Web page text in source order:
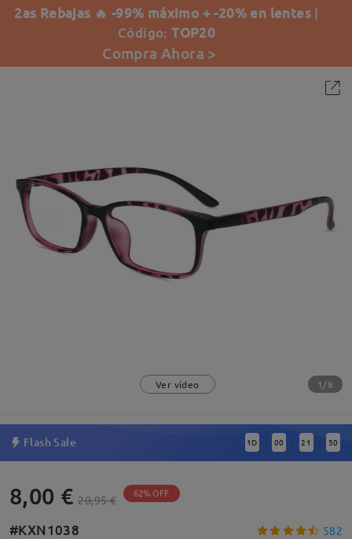
2as Rebajas 🔥 -99% máximo + -20% en lentes |
Código:TOP20
Compra Ahora >
Ver vídeo 1/8
Flash Sale 1 D : 00 : 21 : 49
8,00 € 20,95 € 62% OFF
#KXN1038 582